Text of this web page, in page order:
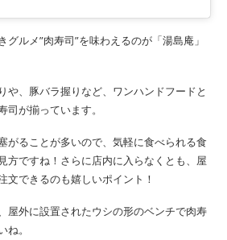
ルメ”肉寿司”を味わえるのが「湯島庵」
や、豚バラ握りなど、ワンハンドフードと
司が揃っています。
がることが多いので、気軽に食べられる食
方ですね！さらに店内に入らなくとも、屋
文できるのも嬉しいポイント！
屋外に設置されたウシの形のベンチで肉寿
。